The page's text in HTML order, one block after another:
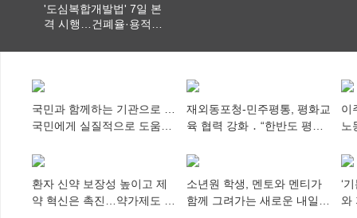
'도심복합개발법' 7일 본
격 시행…건폐율·용적률
국민과 함께하는 기관으로 …
국민에게 실질적으로 도움이
재외동포청-민주평통, 평화교
육 협력 강화 ․ “한반도 평화,
다”
이
노
환자 신약 보장성 높이고 제
약 혁신은 촉진…약가제도 개
소년원 학생, 멘토와 멘티가
함께 그려가는 새로운 내일
‘
와